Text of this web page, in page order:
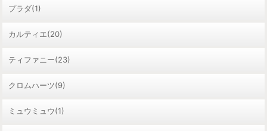
プラダ(1)
カルティエ(20)
ティファニー(23)
クロムハーツ(9)
ミュウミュウ(1)